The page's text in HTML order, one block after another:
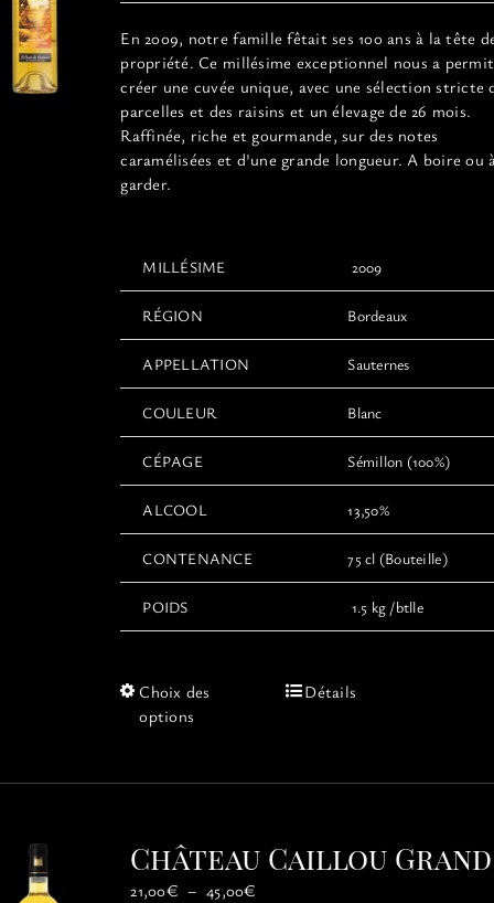
MON PANIEREn 2009, notre famille fêtait ses 100 ans à la tête
propriété. Ce millésime exceptionnel nous a
créer une cuvée unique, avec une sélection stricte
parcelles et des raisins et un élevage de 26 mois.
Raffinée, riche et gourmande, sur des notes
caramélisées et d'une grande longueur. A boire ou
garder.
MILLÉSIME 2009
RÉGION Bordeaux
APPELLATION Sauternes
COULEUR Blanc
CÉPAGE Sémillon (100%)
ALCOOL 13,50%
CONTENANCE 75 cl (Bouteille)
POIDS 1.5 kg /btlle
Choix des
options
Ce
variations.
peuvent
Détails
Château Caillou
21,00€ – 45,00€